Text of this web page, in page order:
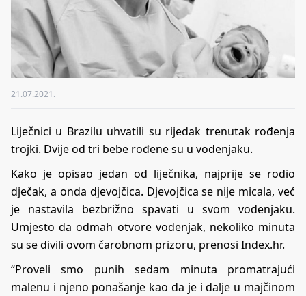
21.07.2021.
Liječnici u Brazilu uhvatili su rijedak trenutak rođenja
trojki. Dvije od tri bebe rođene su u vodenjaku.
Kako je opisao jedan od liječnika, najprije se rodio
dječak, a onda djevojčica. Djevojčica se nije micala, već
je nastavila bezbrižno spavati u svom vodenjaku.
Umjesto da odmah otvore vodenjak, nekoliko minuta
su se divili ovom čarobnom prizoru, prenosi Index.hr.
“Proveli smo punih sedam minuta promatrajući
malenu i njeno ponašanje kao da je i dalje u majčinom